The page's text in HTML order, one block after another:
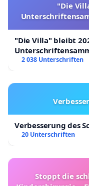
"Die
"Die Villa" bleibt
2 038 Unterschriften
Verbesserung des
20 Unterschriften
Stoppt die